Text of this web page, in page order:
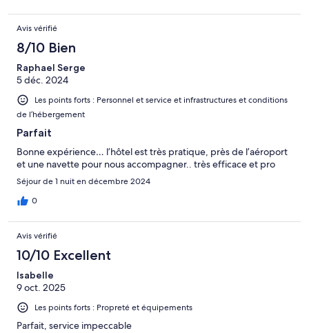
Avis vérifié
8/10 Bien
Raphael Serge
5 déc. 2024
Les points forts : Personnel et service et infrastructures et conditions
de l’hébergement
Parfait
Bonne expérience… l’hôtel est très pratique, près de l’aéroport
et une navette pour nous accompagner.. très efficace et pro
Séjour de 1 nuit en décembre 2024
0
Avis vérifié
10/10 Excellent
Isabelle
9 oct. 2025
Les points forts : Propreté et équipements
Parfait, service impeccable